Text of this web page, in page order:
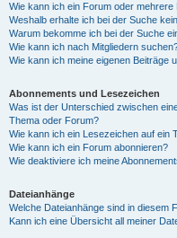
Wie kann ich ein Forum oder
Weshalb erhalte ich bei der Suche
Warum bekomme ich bei der Suche
Wie kann ich nach Mitgliedern
Wie kann ich meine eigenen Beiträge
Abonnements und Lesezeichen
Was ist der Unterschied zwischen
Thema oder Forum?
Wie kann ich ein Lesezeichen auf ein
Wie kann ich ein Forum abonnieren?
Wie deaktiviere ich meine
Dateianhänge
Welche Dateianhänge sind in diesem
Kann ich eine Übersicht all meiner